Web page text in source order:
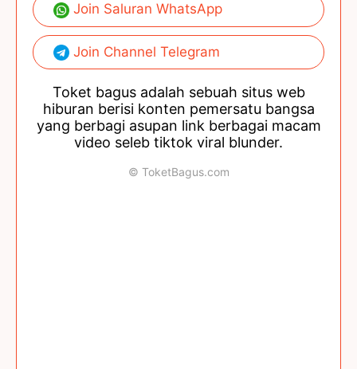
Join Saluran WhatsApp
Join Channel Telegram
Toket bagus adalah sebuah situs web
hiburan berisi konten pemersatu bangsa
yang berbagi asupan link berbagai macam
video seleb tiktok viral blunder.
© ToketBagus.com